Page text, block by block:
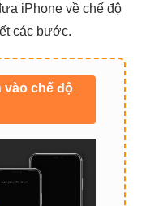
iPhone về chế độ
các bước.
vào chế độ